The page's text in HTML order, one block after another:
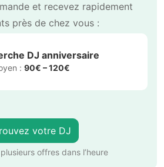
et recevez rapidement
près de chez vous :
DJ anniversaire
: 90€ – 120€
votre DJ
offres dans l’heure